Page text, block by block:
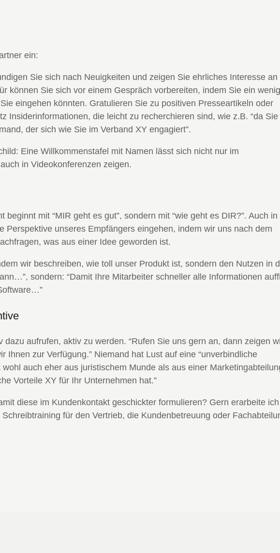
ein:
Sie sich nach Neuigkeiten und zeigen Sie ehrliches Interesse an
können Sie sich vor einem Gespräch vorbereiten, indem Sie ein
eingehen könnten. Gratulieren Sie zu positiven Presseartikeln oder
Insiderinformationen, die leicht zu recherchieren sind, wie z.B. “da Sie
der sich wie Sie im Verband XY engagiert”.
Eine Willkommenstafel mit Namen lässt sich nicht nur im
in Videokonferenzen zeigen.
mit “MIR geht es gut”, sondern mit “wie geht es DIR?”. Auch in
Perspektive unseres Empfängers eingehen, indem wir uns nach dem
was aus einer Idee geworden ist.
wir beschreiben, wie toll unser Produkt ist, sondern den Nutzen in
sondern: “Damit Ihre Mitarbeiter schneller alle Informationen
aufrufen, aktiv zu werden. “Rufen Sie uns gern an, dann zeigen
zur Verfügung.” Niemand hat Lust auf eine “unverbindliche
auch eher aus juristischem Munde als aus einer
Vorteile XY für Ihr Unternehmen hat.”
diese im Kundenkontakt geschickter formulieren? Gern erarbeite
für den Vertrieb, die Kundenbetreuung oder